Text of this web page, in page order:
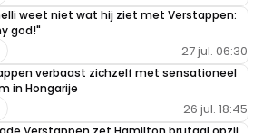
weet niet wat hij ziet met Verstappen:
god!"
27 jul. 06:30
verbaast zichzelf met sensationeel
in Hongarije
26 jul. 18:45